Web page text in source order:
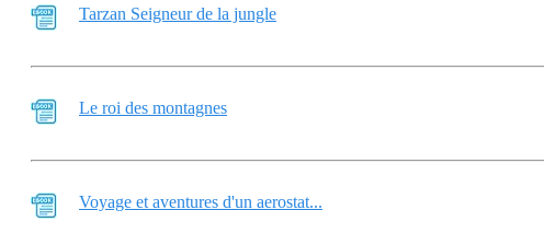
Tarzan Seigneur de la jungle
Le roi des montagnes
Voyage et aventures d'un aerostat...